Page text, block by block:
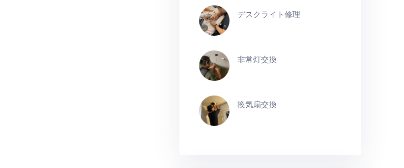
デスクライト修理
非常灯交換
換気扇交換